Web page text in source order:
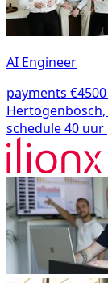
AI Engineer
payments
schedule40 uur